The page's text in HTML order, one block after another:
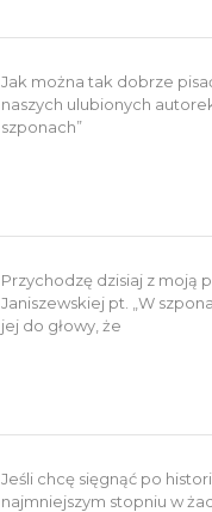
Jak można tak dobrze
naszych ulubionych
szponach”
Przychodzę dzisiaj z moją
Janiszewskiej pt. „W
jej do głowy, że
Jeśli chcę sięgnąć po
najmniejszym stopniu w